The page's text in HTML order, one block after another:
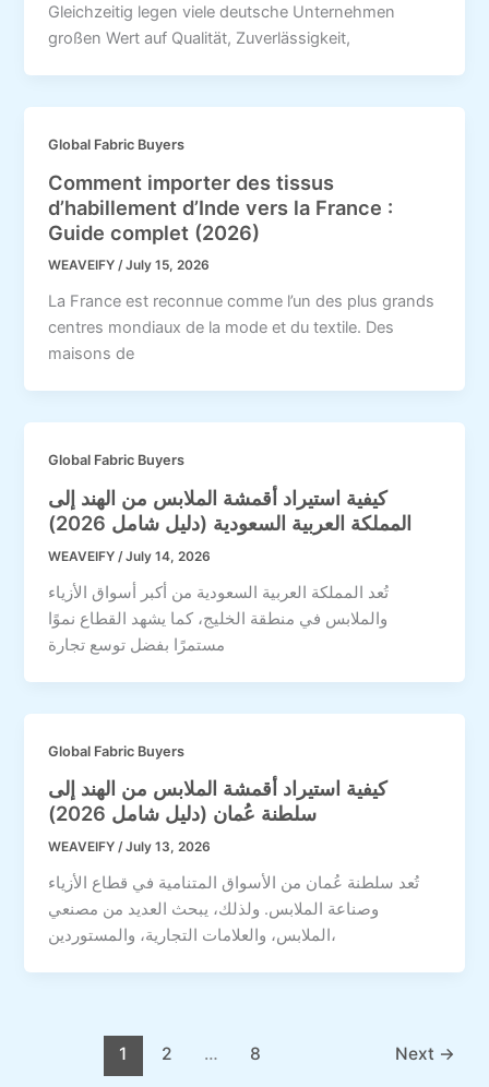
Gleichzeitig legen viele deutsche Unternehmen
großen Wert auf Qualität, Zuverlässigkeit,
Global Fabric Buyers
Comment importer des tissus
d’habillement d’Inde vers la France :
Guide complet (2026)
WEAVEIFY/July 15, 2026
La France est reconnue comme l’un des plus grands
centres mondiaux de la mode et du textile. Des
maisons de
Global Fabric Buyers
كيفية استيراد أقمشة الملابس من الهند إلى
المملكة العربية السعودية (دليل شامل 2026)
WEAVEIFY/July 14, 2026
تُعد المملكة العربية السعودية من أكبر أسواق الأزياء
والملابس في منطقة الخليج، كما يشهد القطاع نموًا
مستمرًا بفضل توسع تجارة
Global Fabric Buyers
كيفية استيراد أقمشة الملابس من الهند إلى
سلطنة عُمان (دليل شامل 2026)
WEAVEIFY/July 13, 2026
تُعد سلطنة عُمان من الأسواق المتنامية في قطاع الأزياء
وصناعة الملابس. ولذلك، يبحث العديد من مصنعي
الملابس، والعلامات التجارية، والمستوردين،
1 2 … 8 Next →